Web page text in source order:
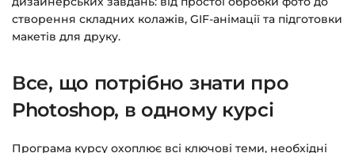
створення складних колажів, GIF-анімації та підготовки
макетів для друку.
Все, що потрібно знати про
Photoshop, в одному курсі
Програма курсу охоплює всі ключові теми, необхідні